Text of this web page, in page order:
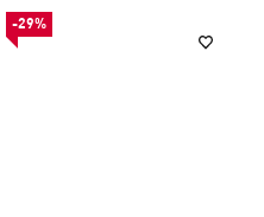
-29%